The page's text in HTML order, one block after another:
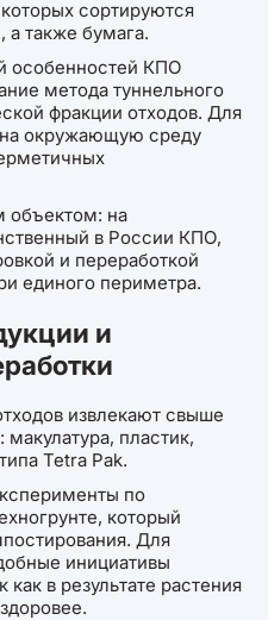
сортируются
также бумага.
особенностей КПО
метода туннельного
фракции отходов. Для
окружающую среду
объектом: на
в России КПО,
и переработкой
единого периметра.
и
извлекают свыше
пластик,
Tetra Pak.
по
который
Для
инициативы
в результате растения